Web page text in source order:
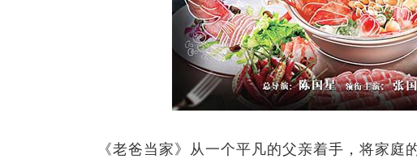
《老爸当家》从一个平凡的父亲着手，将家庭